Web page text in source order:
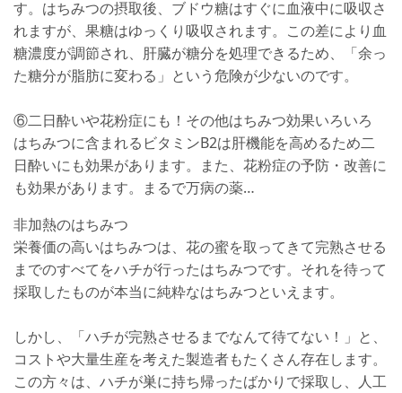
す。はちみつの摂取後、ブドウ糖はすぐに血液中に吸収さ
れますが、果糖はゆっくり吸収されます。この差により血
糖濃度が調節され、肝臓が糖分を処理できるため、「余っ
た糖分が脂肪に変わる」という危険が少ないのです。
⑥二日酔いや花粉症にも！その他はちみつ効果いろいろ
はちみつに含まれるビタミンB2は肝機能を高めるため二
日酔いにも効果があります。また、花粉症の予防・改善に
も効果があります。まるで万病の薬…
非加熱のはちみつ
栄養価の高いはちみつは、花の蜜を取ってきて完熟させる
までのすべてをハチが行ったはちみつです。それを待って
採取したものが本当に純粋なはちみつといえます。
しかし、「ハチが完熟させるまでなんて待てない！」と、
コストや大量生産を考えた製造者もたくさん存在します。
この方々は、ハチが巣に持ち帰ったばかりで採取し、人工